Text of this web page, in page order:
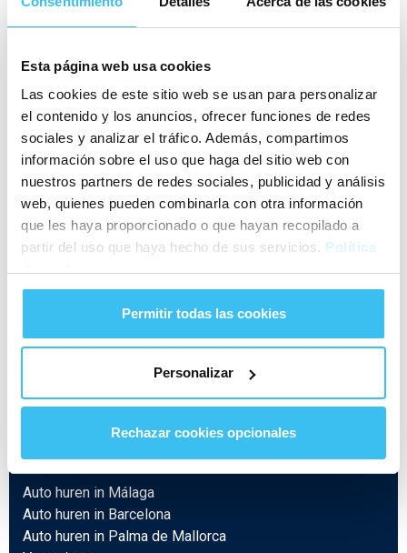
Esta página web usa cookies
Las cookies de este sitio web se usan para personalizar
el contenido y los anuncios, ofrecer funciones de redes
sociales y analizar el tráfico. Además, compartimos
información sobre el uso que haga del sitio web con
nuestros partners de redes sociales, publicidad y análisis
web, quienes pueden combinarla con otra información
que les haya proporcionado o que hayan recopilado a
partir del uso que haya hecho de sus servicios. Política
Permitir todas las cookies
Personalizar
Rechazar cookies opcionales
Málaga
Barcelona
Lifestyle
Reizen
Actueel
NIZACARS
Auto huren in Málaga
Auto huren in Barcelona
Auto huren in Palma de Mallorca